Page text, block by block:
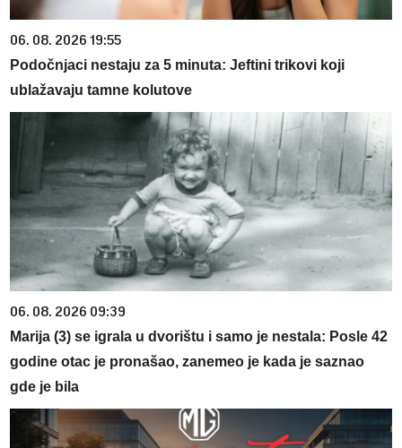
06. 08. 2026 19:55
Podočnjaci nestaju za 5 minuta: Jeftini trikovi koji
ublažavaju tamne kolutove
06. 08. 2026 09:39
Marija (3) se igrala u dvorištu i samo je nestala: Posle 42
godine otac je pronašao, zanemeo je kada je saznao
gde je bila